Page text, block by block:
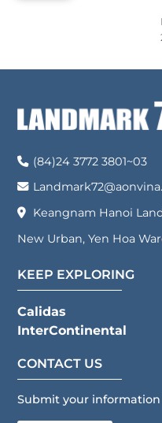
(84)24 3772 3801~03
Keangnam Hanoi
New Urban, Yen Hoa
KEEP EXPLORING
Calidas
InterContinental
CONTACT US
Submit your